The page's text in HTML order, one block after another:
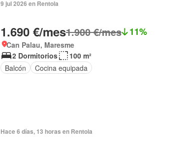
9 jul 2026 en Rentola
1.690 €/mes1.900 €/mes 11%
Can Palau, Maresme
2 Dormitorios
100 m²
Balcón
Cocina equipada
Hace 6 días, 13 horas en Rentola